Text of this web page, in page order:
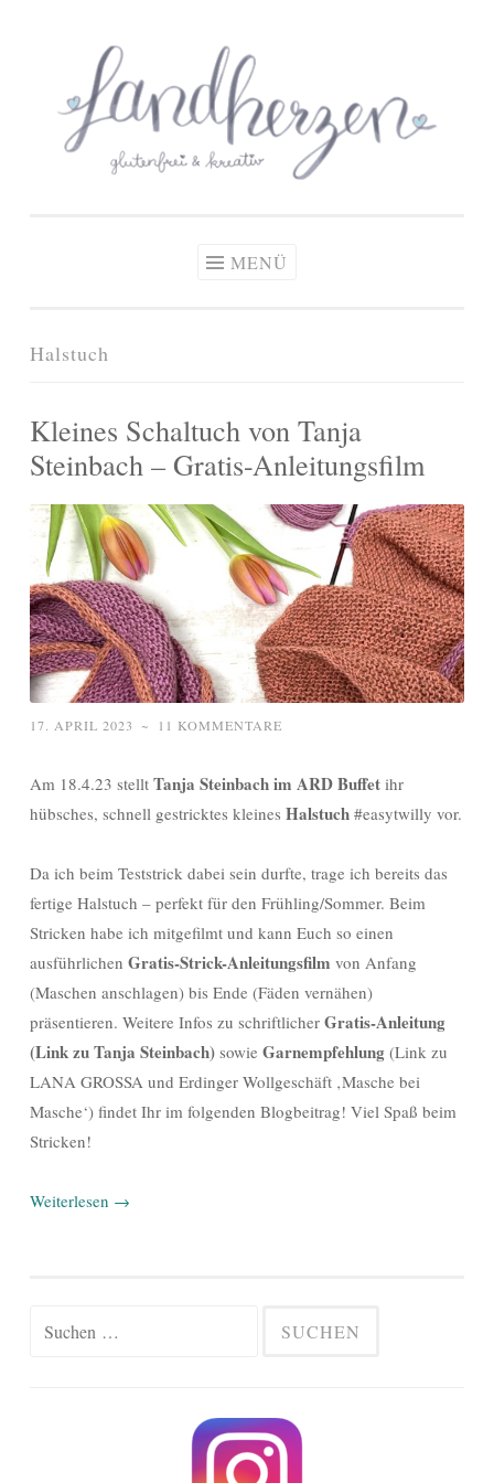
springen
Zöliakie, glutenfreie Ernährung
MENÜ
Halstuch
Kleines Schaltuch von Tanja
Steinbach – Gratis-Anleitungsfilm
17. APRIL 2023 ~ 11 KOMMENTARE
Am 18.4.23 stellt Tanja Steinbach im ARD Buffet ihr
hübsches, schnell gestricktes kleines Halstuch #easytwilly vor.
Da ich beim Teststrick dabei sein durfte, trage ich bereits das
fertige Halstuch – perfekt für den Frühling/Sommer. Beim
Stricken habe ich mitgefilmt und kann Euch so einen
ausführlichen Gratis-Strick-Anleitungsfilm von Anfang
(Maschen anschlagen) bis Ende (Fäden vernähen)
präsentieren. Weitere Infos zu schriftlicher Gratis-Anleitung
(Link zu Tanja Steinbach) sowie Garnempfehlung (Link zu
LANA GROSSA und Erdinger Wollgeschäft ‚Masche bei
Masche‘) findet Ihr im folgenden Blogbeitrag! Viel Spaß beim
Stricken!
Weiterlesen →
Suchen